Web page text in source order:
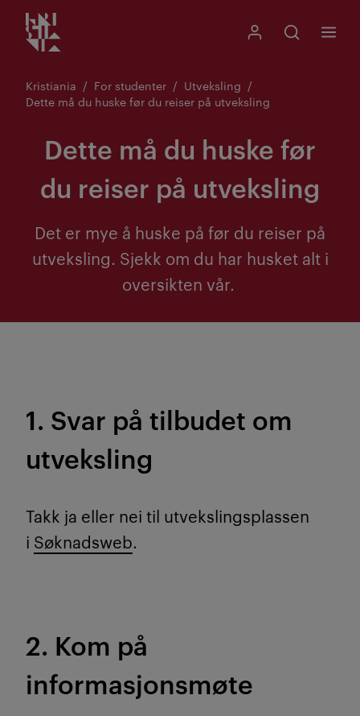
Gå
til
Kristiania logo
Mitt Kristiania
Åpne søk
Søk
Meny
Kristiania For studenter
Utveksling
Dette må du huske før du reiser på utveksling
Dette må du huske før
du reiser på utveksling
Det er mye å huske på før du reiser på
utveksling. Sjekk om du har husket alt i
oversikten vår.
1. Svar på tilbudet om
utveksling
Takk ja eller nei til utvekslingsplassen
i Søknadsweb.
2. Kom på
informasjonsmøte